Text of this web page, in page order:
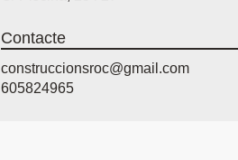
Contacte
construccionsroc@gmail.com
605824965